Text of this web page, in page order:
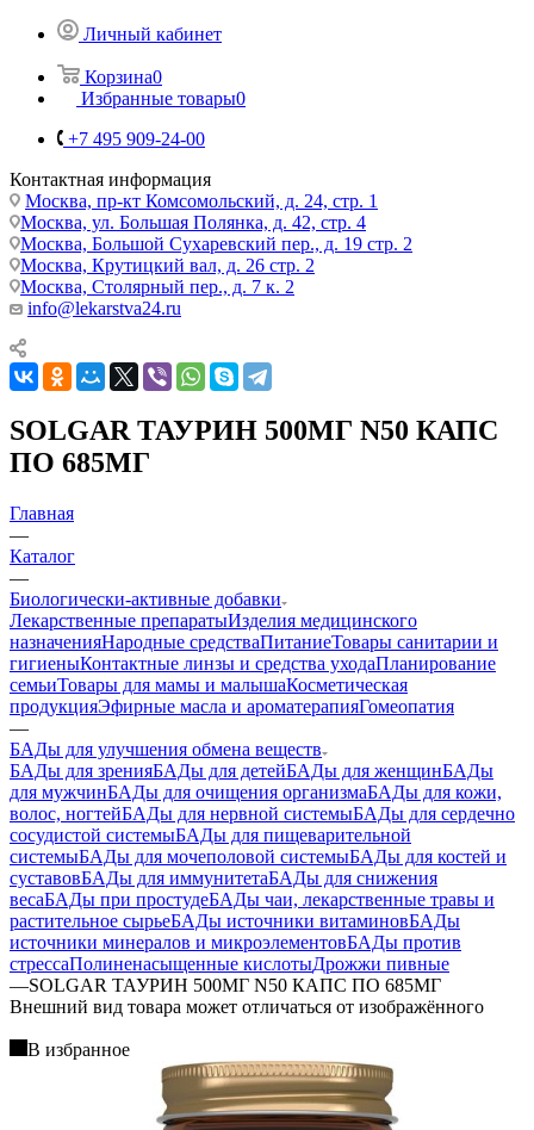
Личный кабинет
Корзина0
Избранные товары0
+7 495 909-24-00
Контактная информация
Москва, пр-кт Комсомольский, д. 24, стр. 1
Москва, ул. Большая Полянка, д. 42, стр. 4
Москва, Большой Сухаревский пер., д. 19 стр. 2
Москва, Крутицкий вал, д. 26 стр. 2
Москва, Столярный пер., д. 7 к. 2
info@lekarstva24.ru
SOLGAR ТАУРИН 500МГ N50 КАПС
ПО 685МГ
Главная
—
Каталог
—
Биологически-активные добавки
Лекарственные препаратыИзделия медицинского
назначенияНародные средстваПитаниеТовары санитарии и
гигиеныКонтактные линзы и средства уходаПланирование
семьиТовары для мамы и малышаКосметическая
продукцияЭфирные масла и ароматерапияГомеопатия
—
БАДы для улучшения обмена веществ
БАДы для зренияБАДы для детейБАДы для женщинБАДы
для мужчинБАДы для очищения организмаБАДы для кожи,
волос, ногтейБАДы для нервной системыБАДы для сердечно
сосудистой системыБАДы для пищеварительной
системыБАДы для мочеполовой системыБАДы для костей и
суставовБАДы для иммунитетаБАДы для снижения
весаБАДы при простудеБАДы чаи, лекарственные травы и
растительное сырьеБАДы источники витаминовБАДы
источники минералов и микроэлементовБАДы против
стрессаПолиненасыщенные кислотыДрожжи пивные
—SOLGAR ТАУРИН 500МГ N50 КАПС ПО 685МГ
Bнешний вид товара может отличаться от изображённого
В избранное